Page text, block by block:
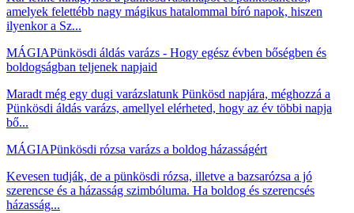
amelyek felettébb nagy mágikus hatalommal bíró napok, hiszen
ilyenkor a Sz...
MÁGIAPünkösdi áldás varázs - Hogy egész évben bőségben és
boldogságban teljenek napjaid
Maradt még egy dugi varázslatunk Pünkösd napjára, méghozzá a
Pünkösdi áldás varázs, amellyel elérheted, hogy az év többi napja
bő...
MÁGIAPünkösdi rózsa varázs a boldog házasságért
Kevesen tudják, de a pünkösdi rózsa, illetve a bazsarózsa a jó
szerencse és a házasság szimbóluma. Ha boldog és szerencsés
házasság...